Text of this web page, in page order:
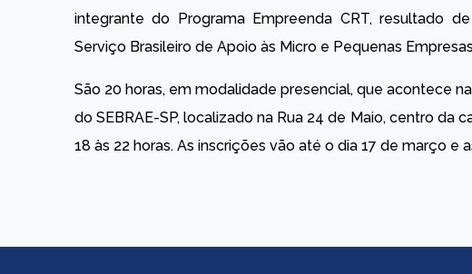
integrante do Programa Empreenda CRT, resultado
Serviço Brasileiro de Apoio às Micro e Pequenas
São 20 horas, em modalidade presencial, que acontece
do SEBRAE-SP, localizado na Rua 24 de Maio, centro da
18 às 22 horas. As inscrições vão até o dia 17 de março e